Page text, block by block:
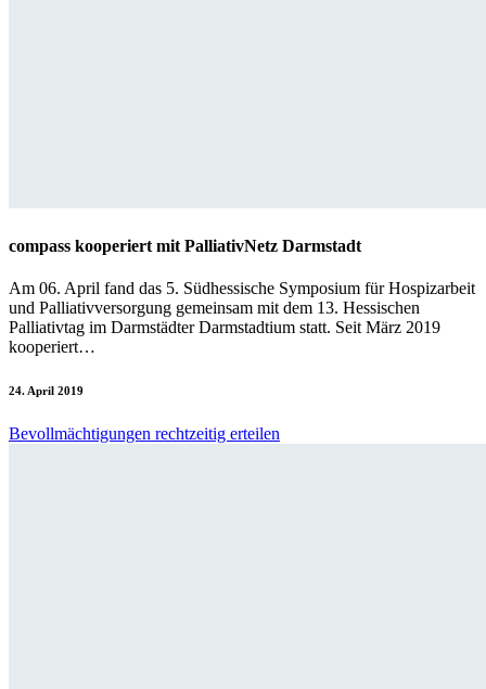
compass kooperiert mit PalliativNetz Darmstadt
Am 06. April fand das 5. Südhessische Symposium für Hospizarbeit
und Palliativversorgung gemeinsam mit dem 13. Hessischen
Palliativtag im Darmstädter Darmstadtium statt. Seit März 2019
kooperiert…
24. April 2019
Bevollmächtigungen rechtzeitig erteilen